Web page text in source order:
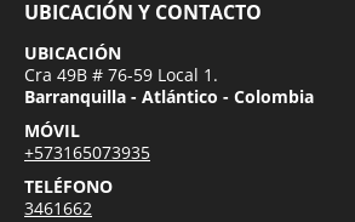
UBICACIÓN Y CONTACTO
UBICACIÓN
Cra 49B # 76-59 Local 1.
Barranquilla - Atlántico - Colombia
MÓVIL
+573165073935
TELÉFONO
3461662